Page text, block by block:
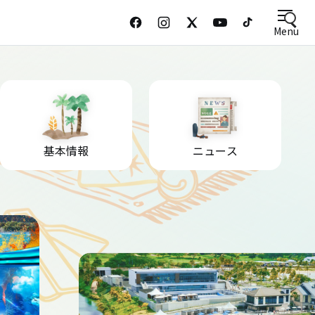
Menu
基本情報 ニュース